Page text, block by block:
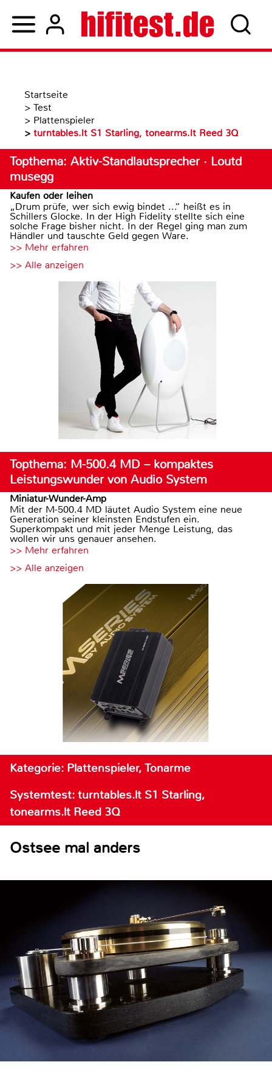
Startseite
> Test
> Plattenspieler
> turntables.lt S1 Starling, tonearms.lt Reed 3Q
Topthema: Aktiv-Standlautsprecher · Loutd
musegg
Kaufen oder leihen
„Drum prüfe, wer sich ewig bindet ...“ heißt es in
Schillers Glocke. In der High Fidelity stellte sich eine
solche Frage bisher nicht. In der Regel ging man zum
Händler und tauschte Geld gegen Ware.
>> Mehr erfahren
>> Alle anzeigen
Topthema: M-500.4 MD – kompaktes
Leistungswunder von Audio System
Miniatur-Wunder-Amp
Mit der M-500.4 MD läutet Audio System eine neue
Generation seiner kleinsten Endstufen ein.
Superkompakt und mit jeder Menge Leistung, das
wollen wir uns genauer ansehen.
>> Mehr erfahren
>> Alle anzeigen
Kategorie: Plattenspieler, Tonarme
Systemtest: turntables.lt S1 Starling,
tonearms.lt Reed 3Q
Ostsee mal anders